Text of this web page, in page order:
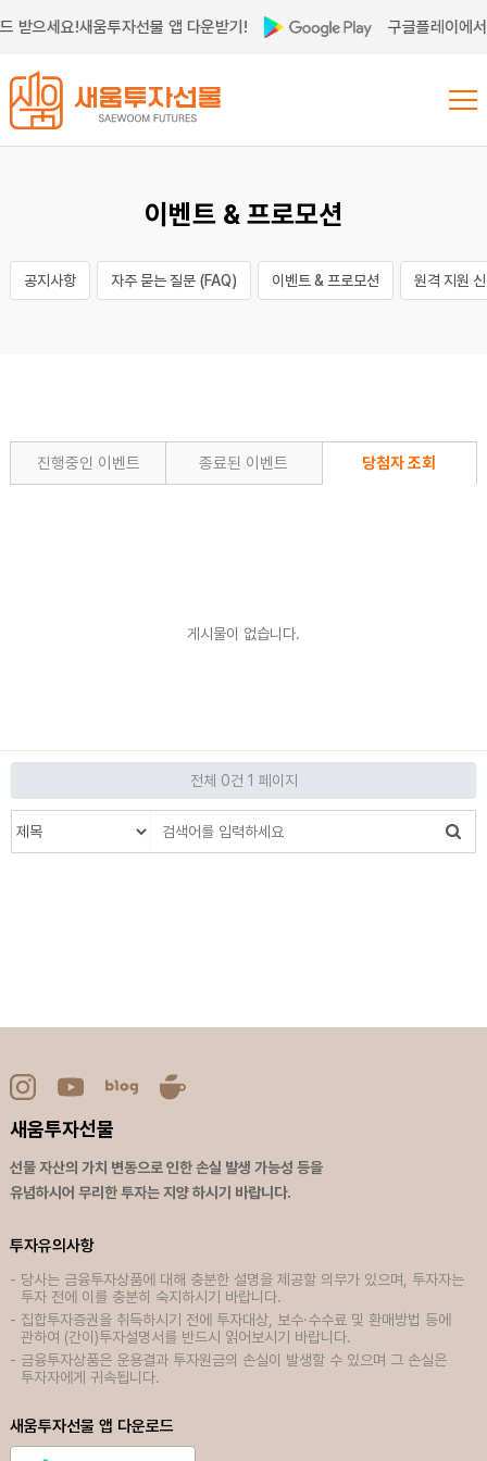
받으세요!새움투자선물 앱 다운받기! 구글플레이에
이벤트 & 프로모션
공지사항 자주 묻는 질문 (FAQ) 이벤트 & 프로모션 원격 지원
진행중인 이벤트 종료된 이벤트 당첨자 조회
게시물이 없습니다.
전체 0건 1 페이지
새움투자선물
선물 자산의 가치 변동으로 인한 손실 발생 가능성 등을
유념하시어 무리한 투자는 지양 하시기 바랍니다.
투자유의사항
당사는 금융투자상품에 대해 충분한 설명을 제공할 의무가 있으며, 투자자는
투자 전에 이를 충분히 숙지하시기 바랍니다.
집합투자증권을 취득하시기 전에 투자대상, 보수·수수료 및 환매방법 등에
관하여 (간이)투자설명서를 반드시 읽어보시기 바랍니다.
금융투자상품은 운용결과 투자원금의 손실이 발생할 수 있으며 그 손실은
투자자에게 귀속됩니다.
새움투자선물 앱 다운로드